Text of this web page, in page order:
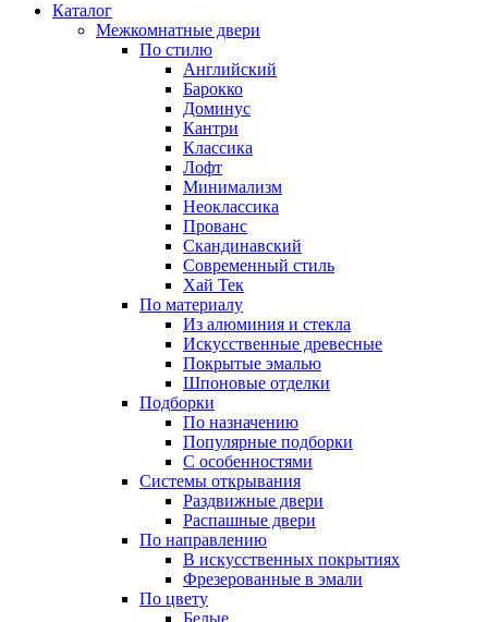
Каталог
Межкомнатные двери
По стилю
Английский
Барокко
Доминус
Кантри
Классика
Лофт
Минимализм
Неоклассика
Прованс
Скандинавский
Современный стиль
Хай Тек
По материалу
Из алюминия и стекла
Искусственные древесные
Покрытые эмалью
Шпоновые отделки
Подборки
По назначению
Популярные подборки
С особенностями
Системы открывания
Раздвижные двери
Распашные двери
По направлению
В искусственных покрытиях
Фрезерованные в эмали
По цвету
Белые